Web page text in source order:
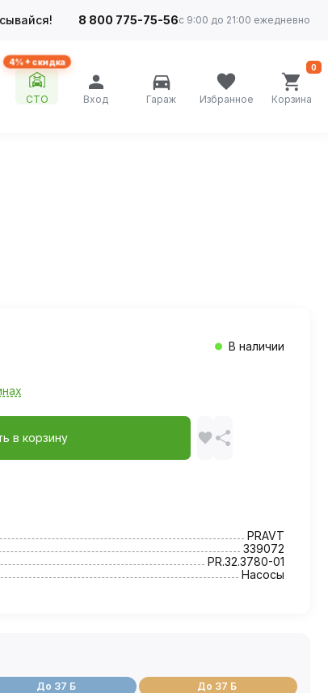
8 800 775-75-56с 9:00 до 21:00 ежедневно
4%+ скидка
СТО Вход Гараж Избранное Корзина
0
В наличии
в корзину
PRAVT
339072
PR.32.3780-01
Насосы
До 37 Б
До 37 Б